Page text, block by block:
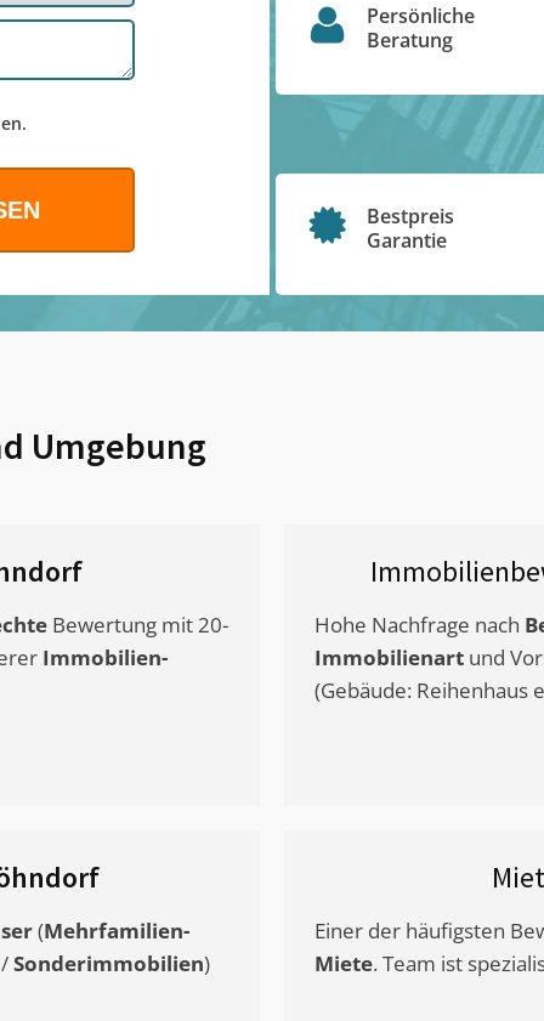
Persönliche
Beratung
Bestpreis
Garantie
Umgebung
Bewertung mit 20-
Immobilien-
Hohe Nachfrage nach
Immobilienart und
(Gebäude: Reihenhaus
(Mehrfamilien-
Sonderimmobilien)
Einer der häufigsten
Miete. Team ist